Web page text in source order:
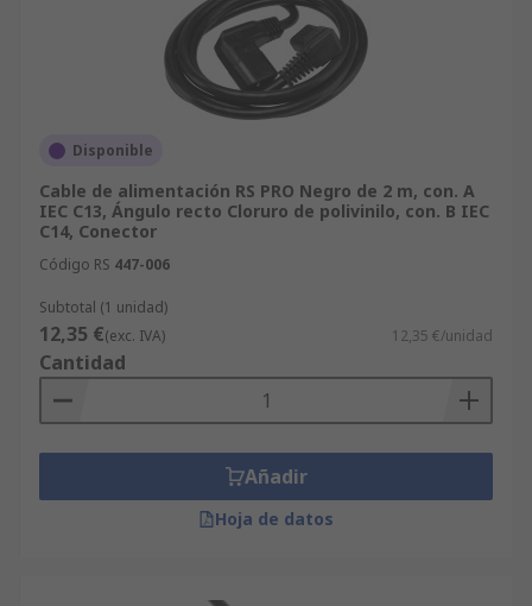
Disponible
Cable de alimentación RS PRO Negro de 2 m, con. A
IEC C13, Ángulo recto Cloruro de polivinilo, con. B IEC
C14, Conector
Código RS 447-006
Subtotal (1 unidad)
12,35 €(exc. IVA) 12,35 €/unidad
Cantidad
Añadir
Hoja de datos